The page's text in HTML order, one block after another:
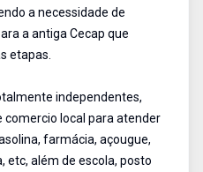
a necessidade de
a antiga Cecap que
etapas.
independentes,
local para atender
farmácia, açougue,
etc, além de escola, posto